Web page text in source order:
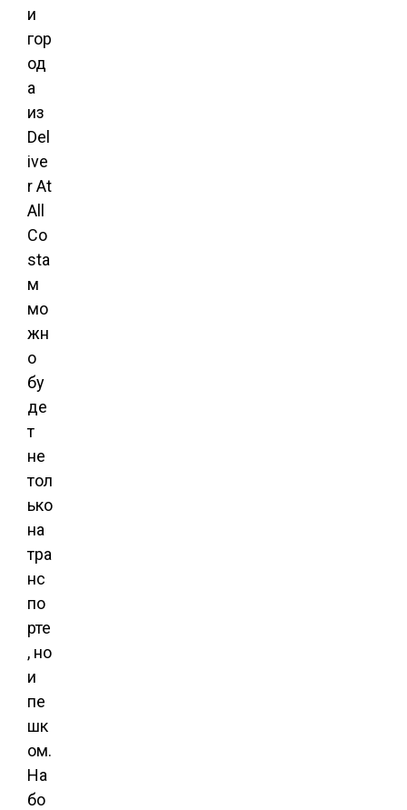
и
гор
од
а
из
Del
ive
r At
All
Co
sta
м
мо
жн
о
бу
де
т
не
тол
ько
на
тра
нс
по
рте
, но
и
пе
шк
ом.
На
бо